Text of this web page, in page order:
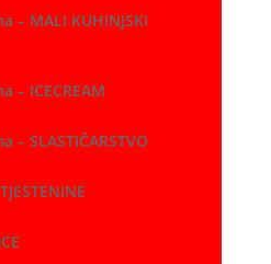
– MALI KUHINJSKI
– ICECREAM
SLASTIČARSTVO